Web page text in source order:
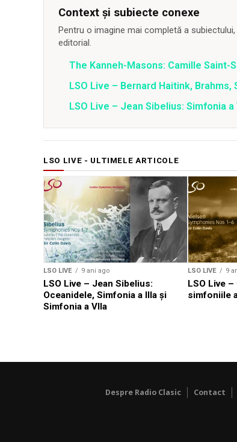
Context și subiecte conexe
Pentru o imagine mai completă a
editorial.
The Kanneh-Masons: Camille Saint-
LSO Live – Bernard Haitink, Brahms,
LSO Live – Jean Sibelius: Simfonia a
LSO LIVE - ULTIMELE ARTICOLE
LSO LIVE 9 ani ago
LSO Live – Jean Sibelius:
Oceanidele, Simfonia a IIIa și
Simfonia a VIIa
LSO LIVE 9
LSO Live
simfoniile
Despre Radio Clasic Contact